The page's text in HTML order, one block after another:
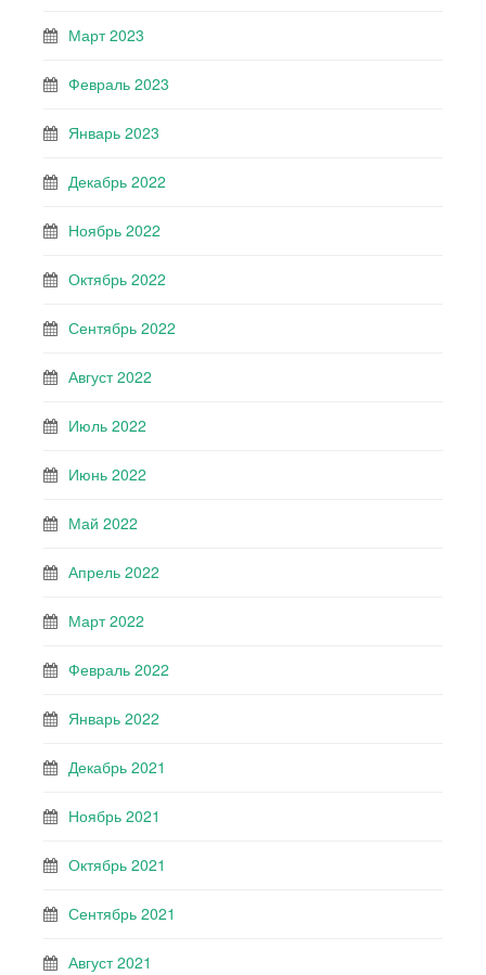
Март 2023
Февраль 2023
Январь 2023
Декабрь 2022
Ноябрь 2022
Октябрь 2022
Сентябрь 2022
Август 2022
Июль 2022
Июнь 2022
Май 2022
Апрель 2022
Март 2022
Февраль 2022
Январь 2022
Декабрь 2021
Ноябрь 2021
Октябрь 2021
Сентябрь 2021
Август 2021